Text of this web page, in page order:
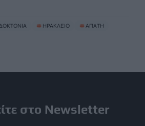
# ΗΡΑΚΛΕΙΟ # ΑΠΑΤΗ
στο Newsletter